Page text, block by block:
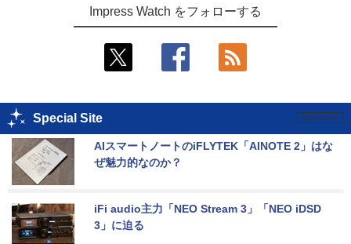
Impress Watch をフォローする
Special Site
AIスマートノートのiFLYTEK「AINOTE 2」はな
ぜ魅力的なのか？
iFi audio主力「NEO Stream 3」「NEO iDSD
3」に迫る